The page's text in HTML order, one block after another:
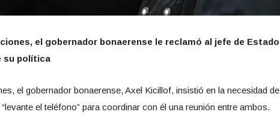
el gobernador bonaerense le reclamó al jefe de Estado
su política
el gobernador bonaerense, Axel Kicillof, insistió en la necesidad de
el teléfono” para coordinar con él una reunión entre ambos.